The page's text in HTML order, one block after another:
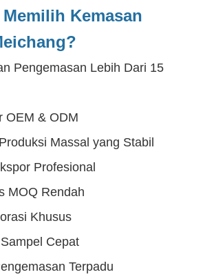
Kemasan
Pengemasan Lebih Dari 15
OEM & ODM
Massal yang Stabil
Profesional
MOQ Rendah
Khusus
Cepat
Terpadu